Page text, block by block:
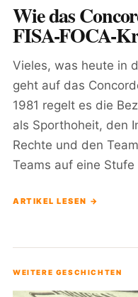
Wie das
FISA-FOCA-
Vieles, was heute in
geht auf das
1981 regelt es die
als Sporthoheit, den
Rechte und den
Teams auf eine
ARTIKEL LESEN →
WEITERE GESCHICHTEN